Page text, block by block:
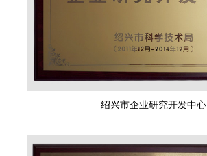
绍兴市企业研究开发中心